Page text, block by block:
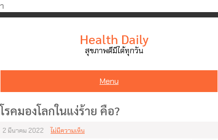
ำ
Skip
Health Daily
สุขภาพดีมีได้ทุกวัน
Menu
โรคมองโลกในแง่ร้าย คือ?
2 มีนาคม 2022 ไม่มีความเห็น